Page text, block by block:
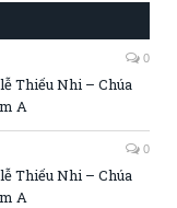
0
Thiếu Nhi – Chúa
A
0
Thiếu Nhi – Chúa
A